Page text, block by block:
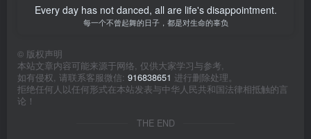
Every day has not danced, all are life's disappointment.
每一个不曾起舞的日子，都是对生命的辜负
© 版权声明
本站文章内容可能来源于网络, 仅供大家学习与参考,
如有侵权, 请联系客服微信: 916838651 进行删除处理。
拒绝任何人以任何形式在本站发表与中华人民共和国法律相抵触的言
论！
THE END